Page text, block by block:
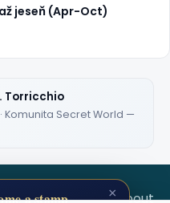
jeseň (Apr-Oct)
Torricchio
Komunita Secret World —
TermsPrivacyAbout
×
a stamp